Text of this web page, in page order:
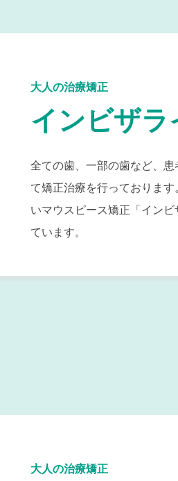
大人の治療矯正
インビザラ
全ての歯、一部の歯など、
て矯正治療を行っておりま
いマウスピース矯正「イン
ています。
大人の治療矯正